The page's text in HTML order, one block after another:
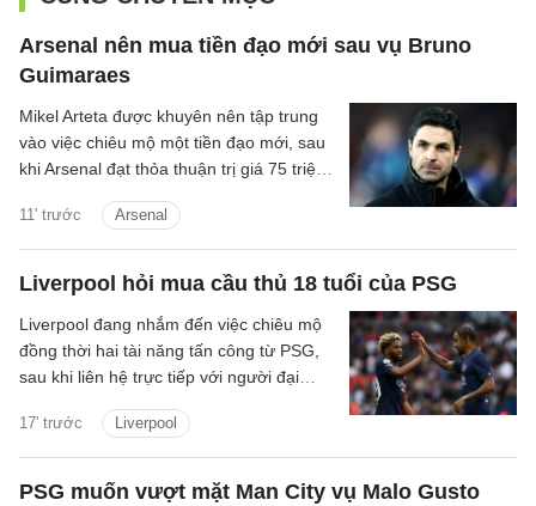
Arsenal nên mua tiền đạo mới sau vụ Bruno
Guimaraes
11' trước Arsenal
Mikel Arteta được khuyên nên tập trung
vào việc chiêu mộ một tiền đạo mới, sau
khi Arsenal đạt thỏa thuận trị giá 75 triệu
Liverpool hỏi mua cầu thủ 18 tuổi của PSG
17' trước Liverpool
Liverpool đang nhắm đến việc chiêu mộ
đồng thời hai tài năng tấn công từ PSG,
sau khi liên hệ trực tiếp với người đại
PSG muốn vượt mặt Man City vụ Malo Gusto